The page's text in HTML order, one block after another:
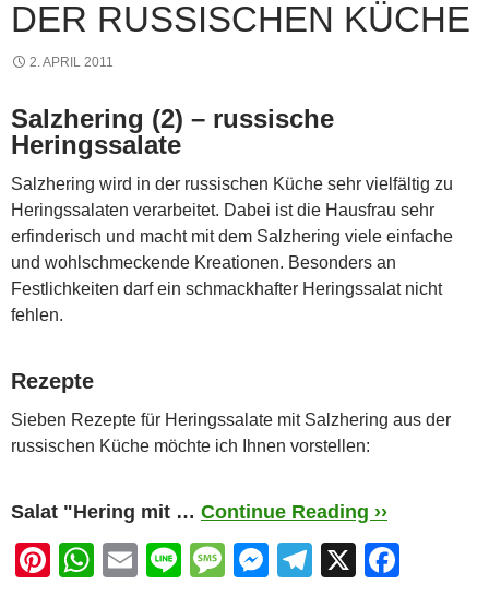
DER RUSSISCHEN KÜCHE
2. APRIL 2011
Salzhering (2) – russische
Heringssalate
Salzhering wird in der russischen Küche sehr vielfältig zu
Heringssalaten verarbeitet. Dabei ist die Hausfrau sehr
erfinderisch und macht mit dem Salzhering viele einfache
und wohlschmeckende Kreationen. Besonders an
Festlichkeiten darf ein schmackhafter Heringssalat nicht
fehlen.
Rezepte
Sieben Rezepte für Heringssalate mit Salzhering aus der
russischen Küche möchte ich Ihnen vorstellen:
Salat "Hering mit … Continue Reading ››
Pi W E
Li M M T
X